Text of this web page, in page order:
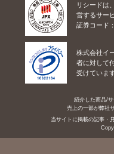
リシードは
営するサー
証券コード
株式会社イ
者に対して
受けています
紹介した商品/サ
売上の一部が弊社
当サイトに掲載の記事・